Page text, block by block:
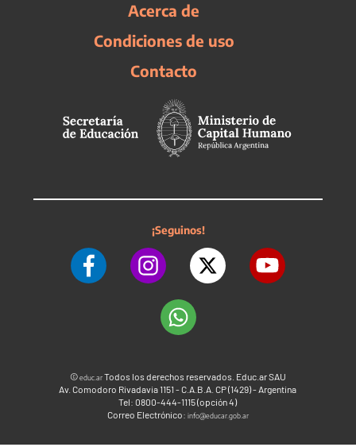
Acerca de
Condiciones de uso
Contacto
¡Seguinos!
©educ.arTodos los derechos reservados. Educ.ar SAU
Av. Comodoro Rivadavia 1151 - C.A.B.A. CP (1429) - Argentina
Tel: 0800-444-1115 (opción 4)
Correo Electrónico: info@educar.gob.ar